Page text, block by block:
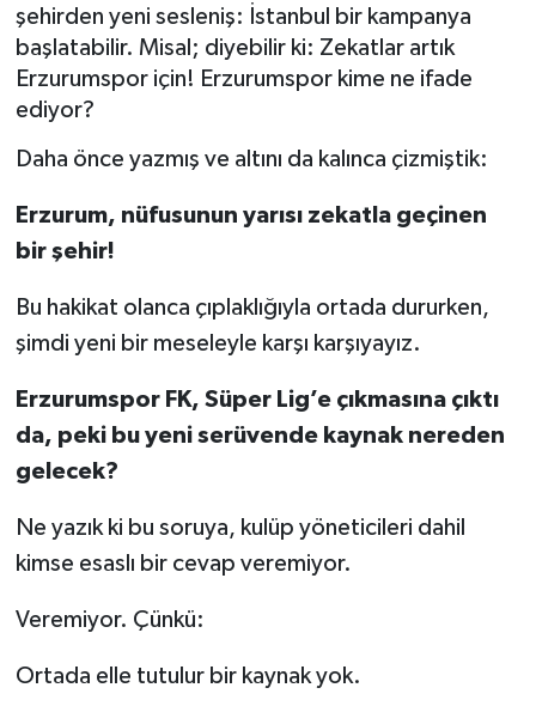
şehirden yeni sesleniş: İstanbul bir kampanya
başlatabilir. Misal; diyebilir ki: Zekatlar artık
Erzurumspor için! Erzurumspor kime ne ifade
ediyor?
Daha önce yazmış ve altını da kalınca çizmiştik:
Erzurum, nüfusunun yarısı zekatla geçinen
bir şehir!
Bu hakikat olanca çıplaklığıyla ortada dururken,
şimdi yeni bir meseleyle karşı karşıyayız.
Erzurumspor FK, Süper Lig’e çıkmasına çıktı
da, peki bu yeni serüvende kaynak nereden
gelecek?
Ne yazık ki bu soruya, kulüp yöneticileri dahil
kimse esaslı bir cevap veremiyor.
Veremiyor. Çünkü:
Ortada elle tutulur bir kaynak yok.
Spor
Türkiye
Yaşam
YEREL